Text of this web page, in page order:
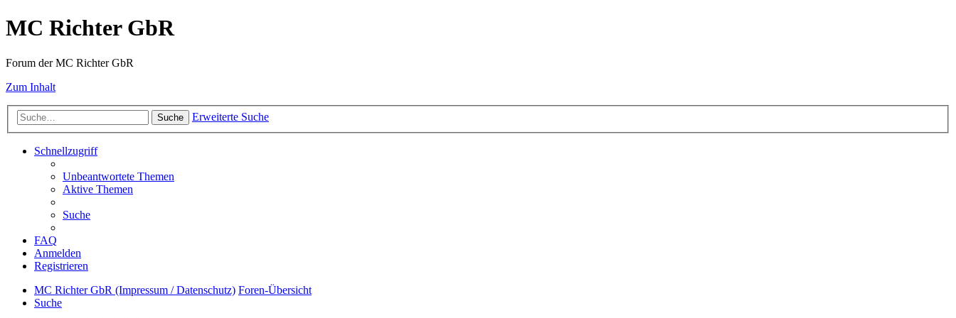
MC Richter GbR
Forum der MC Richter GbR
Zum Inhalt
Suche Erweiterte Suche
Schnellzugriff
Unbeantwortete Themen
Aktive Themen
Suche
FAQ
Anmelden
Registrieren
MC Richter GbR (Impressum / Datenschutz) Foren-Übersicht
Suche